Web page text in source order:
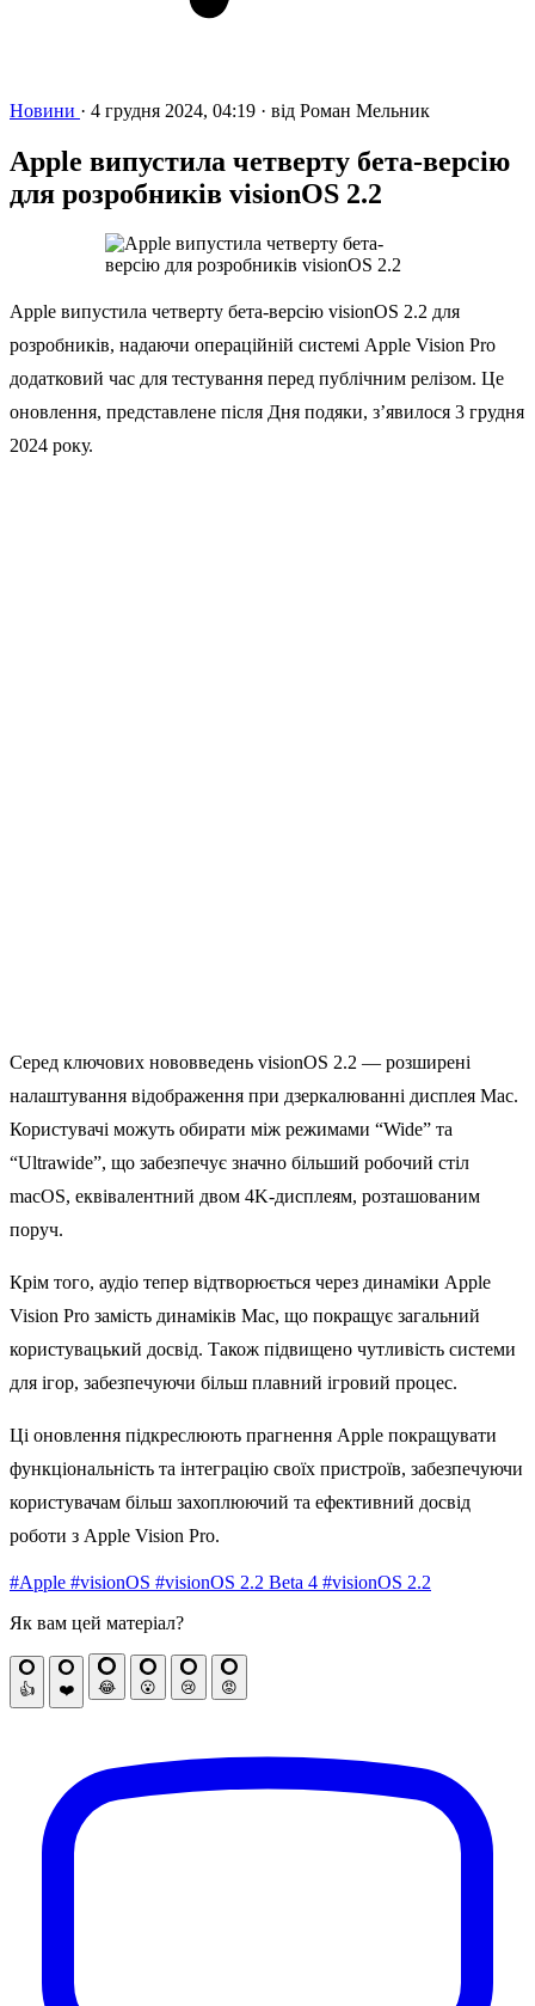
Новини · 4 грудня 2024, 04:19 · від Роман Мельник
Apple випустила четверту бета-версію
для розробників visionOS 2.2
Apple випустила четверту бета-версію visionOS 2.2 для
розробників, надаючи операційній системі Apple Vision Pro
додатковий час для тестування перед публічним релізом. Це
оновлення, представлене після Дня подяки, з’явилося 3 грудня
2024 року.
Серед ключових нововведень visionOS 2.2 — розширені
налаштування відображення при дзеркалюванні дисплея Mac.
Користувачі можуть обирати між режимами “Wide” та
“Ultrawide”, що забезпечує значно більший робочий стіл
macOS, еквівалентний двом 4K-дисплеям, розташованим
поруч.
Крім того, аудіо тепер відтворюється через динаміки Apple
Vision Pro замість динаміків Mac, що покращує загальний
користувацький досвід. Також підвищено чутливість системи
для ігор, забезпечуючи більш плавний ігровий процес.
Ці оновлення підкреслюють прагнення Apple покращувати
функціональність та інтеграцію своїх пристроїв, забезпечуючи
користувачам більш захоплюючий та ефективний досвід
роботи з Apple Vision Pro.
#Apple #visionOS #visionOS 2.2 Beta 4 #visionOS 2.2
Як вам цей матеріал?
👍 ❤️ 😂 😮 😢 😡